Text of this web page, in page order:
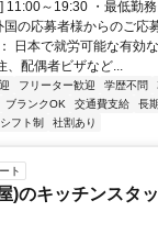
11:00～19:30 ・最低勤
の応募者様からのご応
日本で就労可能な有効
、配偶者ビザなど...
フリーター歓迎 学歴不問
ブランクOK 交通費支給 長
シフト制 社割あり
ト
)のキッチンスタ